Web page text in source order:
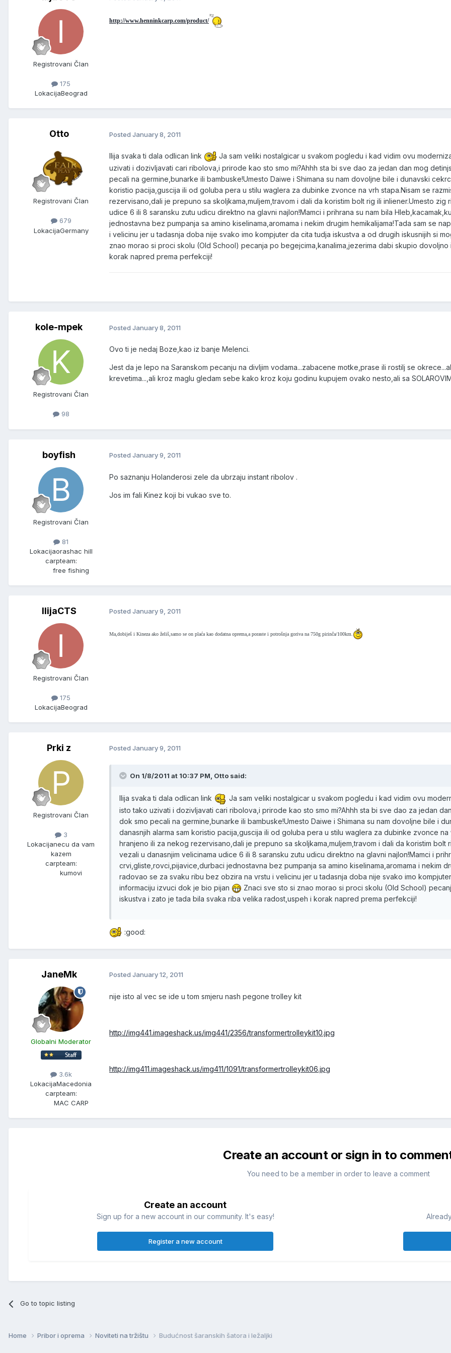
Registrovani Član
175
LokacijaBeograd
http://www.henninkcarp.com/product/
Otto
Registrovani Član
679
LokacijaGermany
Posted January 8, 2011
Ilija svaka ti dala odlican link
Ja sam veliki nostalgicar u svakom pogledu i kad vidim ovu
uzivati i dozivljavati cari ribolova,i prirode kao sto smo mi?Ahhh sta bi sve dao za jedan dan mog
pecali na germine,bunarke ili bambuske!Umesto Daiwe i Shimana su nam dovoljne bile i dunavski
koristio pacija,guscija ili od goluba pera u stilu waglera za dubinke zvonce na vrh stapa.Nisam se
rezervisano,dali je prepuno sa skoljkama,muljem,travom i dali da koristim bolt rig ili inliener.Umesto
udice 6 ili 8 saransku zutu udicu direktno na glavni najlon!Mamci i prihrana su nam bila
jednostavna bez pumpanja sa amino kiselinama,aromama i nekim drugim hemikalijama!Tada sam se
i velicinu jer u tadasnja doba nije svako imo kompjuter da cita tudja iskustva a od drugih iskusnijih si
znao morao si proci skolu (Old School) pecanja po begejcima,kanalima,jezerima dabi skupio
korak napred prema perfekciji!
kole-mpek
Registrovani Član
98
Posted January 8, 2011
Ovo ti je nedaj Boze,kao iz banje Melenci.
Jest da je lepo na Saranskom pecanju na divljim vodama...zabacene motke,prase ili rostilj se
krevetima...,ali kroz maglu gledam sebe kako kroz koju godinu kupujem ovako nesto,ali sa
boyfish
Registrovani Član
81
Lokacijaorashac hill
carpteam:
free fishing
Posted January 9, 2011
Po saznanju Holanderosi zele da ubrzaju instant ribolov .
Jos im fali Kinez koji bi vukao sve to.
IlijaCTS
Registrovani Član
175
LokacijaBeograd
Posted January 9, 2011
Ma,dobiješ i Kineza ako želiš,samo se on plaća kao dodatna oprema,a poraste i potrošnja goriva na 750g pirinča/100km.
Prki z
Registrovani Član
3
Lokacijanecu da vam
kazem
carpteam:
kumovi
Posted January 9, 2011
On 1/8/2011 at 10:37 PM, Otto said:
Ilija svaka ti dala odlican link
Ja sam veliki nostalgicar u svakom pogledu i kad vidim ovu
isto tako uzivati i dozivljavati cari ribolova,i prirode kao sto smo mi?Ahhh sta bi sve dao za jedan
dok smo pecali na germine,bunarke ili bambuske!Umesto Daiwe i Shimana su nam dovoljne bile i
danasnjih alarma sam koristio pacija,guscija ili od goluba pera u stilu waglera za dubinke zvonce
hranjeno ili za nekog rezervisano,dali je prepuno sa skoljkama,muljem,travom i dali da koristim
vezali u danasnjim velicinama udice 6 ili 8 saransku zutu udicu direktno na glavni najlon!Mamci i
crvi,gliste,rovci,pijavice,durbaci jednostavna bez pumpanja sa amino kiselinama,aromama i nekim
radovao se za svaku ribu bez obzira na vrstu i velicinu jer u tadasnja doba nije svako imo
informaciju izvuci dok je bio pijan
Znaci sve sto si znao morao si proci skolu (Old School)
iskustva i zato je tada bila svaka riba velika radost,uspeh i korak napred prema perfekciji!
:good:
JaneMk
Globalni Moderator
3.6k
LokacijaMacedonia
carpteam:
MAC CARP
Posted January 12, 2011
nije isto al vec se ide u tom smjeru nash pegone trolley kit
http://img441.imageshack.us/img441/2356/transformertrolleykit10.jpg
http://img411.imageshack.us/img411/1091/transformertrolleykit06.jpg
Create an account or sign in to
You need to be a member in order to leave a comment
Create an account
Sign up for a new account in our community. It's easy!
Register a new account
Go to topic listing
Home Pribor i oprema Noviteti na tržištu Budućnost šaranskih šatora i ležaljki